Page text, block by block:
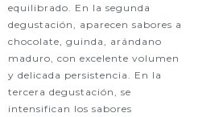
equilibrado. En la segunda
degustación, aparecen sabores a
chocolate, guinda, arándano
maduro, con excelente volumen
y delicada persistencia. En la
tercera degustación, se
intensifican los sabores